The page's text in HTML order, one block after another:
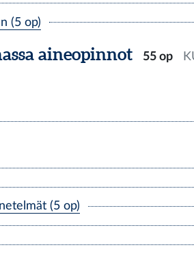
(5 op)
aineopinnot 55 op
(5 op)